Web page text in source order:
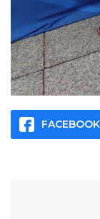
FACEBOOK